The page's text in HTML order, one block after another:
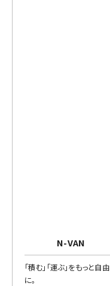
N-VAN
「積む」「運ぶ」をもっと自由
に。